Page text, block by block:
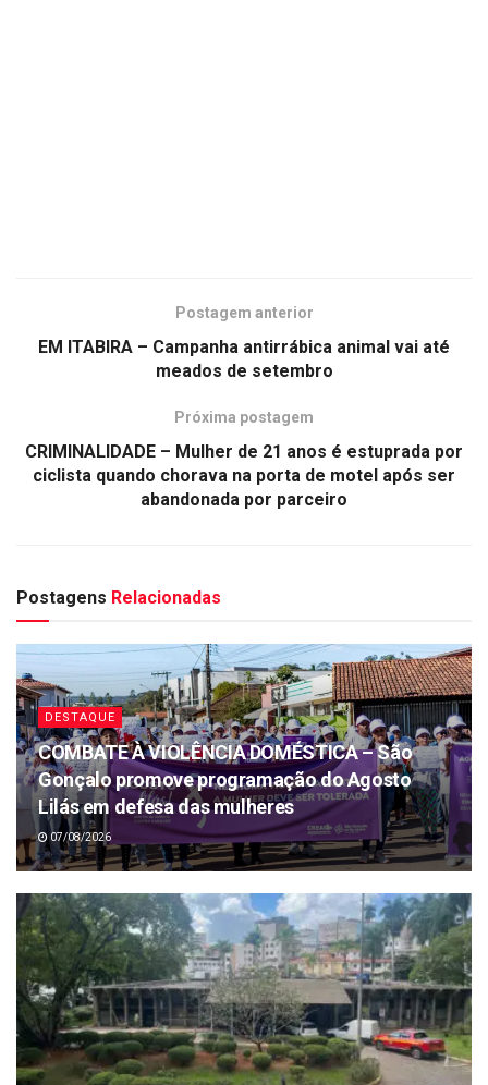
Postagem anterior
EM ITABIRA – Campanha antirrábica animal vai até
meados de setembro
Próxima postagem
CRIMINALIDADE – Mulher de 21 anos é estuprada por
ciclista quando chorava na porta de motel após ser
abandonada por parceiro
Postagens Relacionadas
DESTAQUE
COMBATE À VIOLÊNCIA DOMÉSTICA – São
Gonçalo promove programação do Agosto
Lilás em defesa das mulheres
07/08/2026